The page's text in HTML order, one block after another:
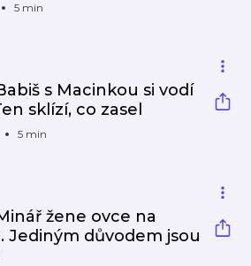
5 min
s Macinkou si vodí
sklízí, co zasel
5 min
žene ovce na
Jediným důvodem jsou